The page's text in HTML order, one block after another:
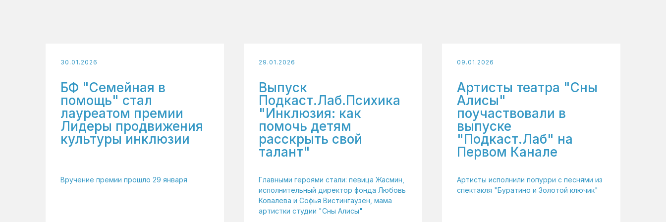
30.01.2026
БФ "Семейная в
помощь" стал
лауреатом премии
Лидеры продвижения
культуры инклюзии
Вручение премии прошло 29 января
29.01.2026
Выпуск
Подкаст.Лаб.Психика
"Инклюзия: как
помочь детям
расскрыть свой
талант"
Главными героями стали: певица Жасмин,
исполнительный директор фонда Любовь
Ковалева и Софья Вистингаузен, мама
артистки студии "Сны Алисы"
09.01.2026
Артисты театра "Сны
Алисы"
поучаствовали в
выпуске
"Подкаст.Лаб" на
Первом Канале
Артисты исполнили попурри с песнями из
спектакля "Буратино и Золотой ключик"